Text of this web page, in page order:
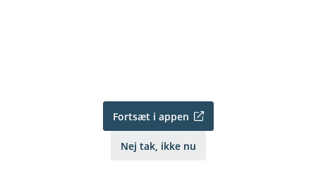
Fortsæt i appen
Nej tak, ikke nu